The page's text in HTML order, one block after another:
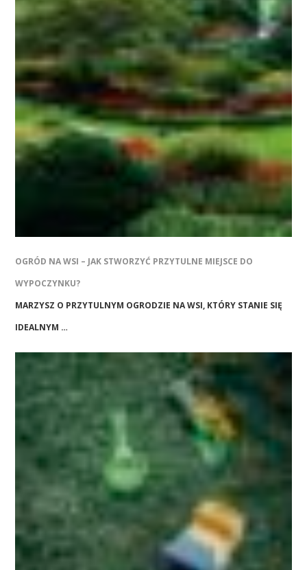
OGRÓD NA WSI – JAK STWORZYĆ PRZYTULNE MIEJSCE DO
WYPOCZYNKU?
MARZYSZ O PRZYTULNYM OGRODZIE NA WSI, KTÓRY STANIE SIĘ
IDEALNYM …